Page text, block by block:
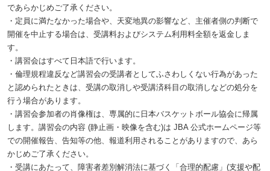
であらかじめご了承ください。
・定員に満たなかった場合や、天変地異の影響など、主催者側の判断で
開催を中止する場合は、受講料およびシステム利用料全額を返金しま
す。
・講習会はすべて日本語で行います。
・倫理規程違反など講習会の受講者としてふさわしくない行為があった
と認められたときは、受講の取消しや受講済科目の取消しなどの処分を
行う場合があります。
・講習会参加者の肖像権は、専属的に日本バスケットボール協会に帰属
します。講習会の内容 (静止画・映像を含む)は JBA 公式ホームページ等
での開催報告、告知等の他、報道利用されることがありますので、あら
かじめご了承ください。
・受講にあたって、障害者差別解消法に基づく「合理的配慮」(支援や配